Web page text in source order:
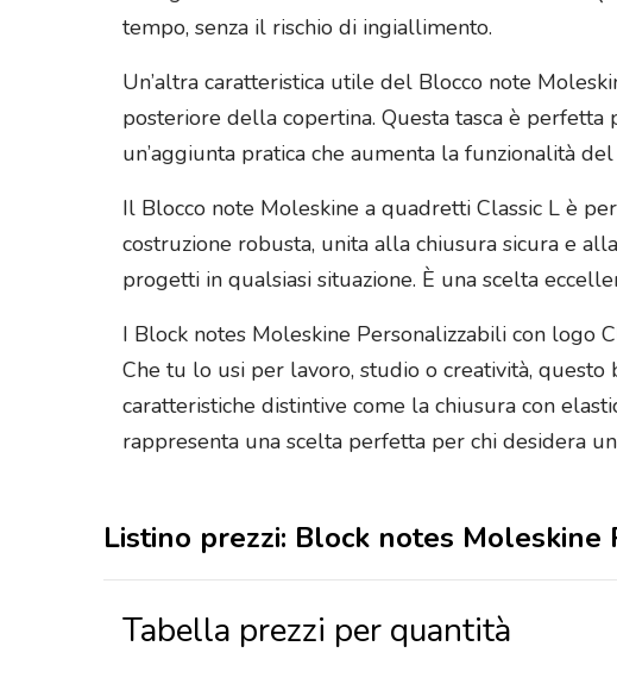
tempo, senza il rischio di ingiallimento.
Un’altra caratteristica utile del Blocco note
posteriore della copertina. Questa tasca è
un’aggiunta pratica che aumenta la funzionalità
Il Blocco note Moleskine a quadretti Classic L è
costruzione robusta, unita alla chiusura sicura e
progetti in qualsiasi situazione. È una scelta
I Block notes Moleskine Personalizzabili con logo
Che tu lo usi per lavoro, studio o creatività, questo
caratteristiche distintive come la chiusura con
rappresenta una scelta perfetta per chi desidera
Listino prezzi: Block notes
Tabella prezzi per quantità